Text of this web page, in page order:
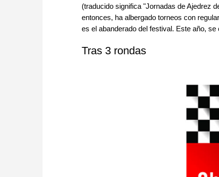
(traducido significa "Jornadas de Ajedrez
entonces, ha albergado torneos con
es el abanderado del festival. Este año, se
Tras 3 rondas